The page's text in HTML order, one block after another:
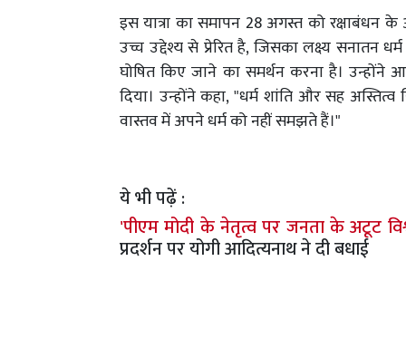
इस यात्रा का समापन 28 अगस्त को रक्षाबंधन
उच्च उद्देश्य से प्रेरित है, जिसका लक्ष्य सनातन
घोषित किए जाने का समर्थन करना है।
दिया। उन्होंने कहा, "धर्म शांति और सह
वास्तव में अपने धर्म को नहीं समझते हैं।"
ये भी पढ़ें :
'पीएम मोदी के नेतृत्व पर जनता के अटूट
प्रदर्शन पर योगी आदित्यनाथ ने दी बधाई